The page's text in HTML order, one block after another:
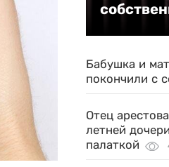
Бабушка и
покончили с
Отец
летней
палаткой